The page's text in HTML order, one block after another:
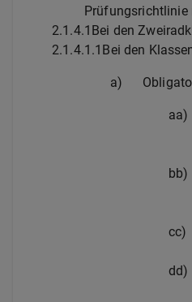
Prüfungsrichtlinie
2.1.4.1 Bei den
2.1.4.1.1 Bei den
a)
aa)
bb)
cc)
dd)